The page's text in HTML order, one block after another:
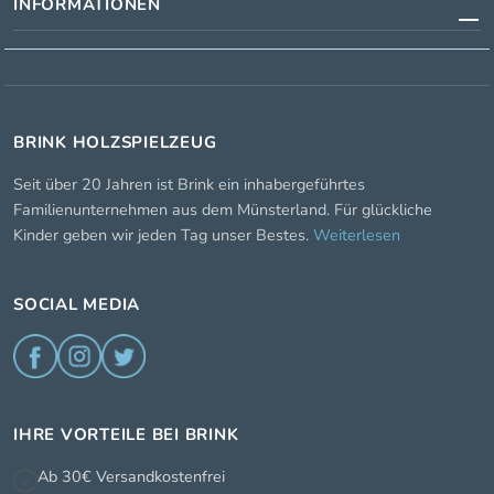
INFORMATIONEN
BRINK HOLZSPIELZEUG
Seit über 20 Jahren ist Brink ein inhabergeführtes
Familienunternehmen aus dem Münsterland. Für glückliche
Kinder geben wir jeden Tag unser Bestes. Weiterlesen
SOCIAL MEDIA
IHRE VORTEILE BEI BRINK
Ab 30€ Versandkostenfrei